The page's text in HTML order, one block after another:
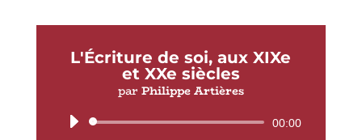
L'Écriture de soi, aux XIXe
et XXe siècles
par Philippe Artières
Lecteur
00:00